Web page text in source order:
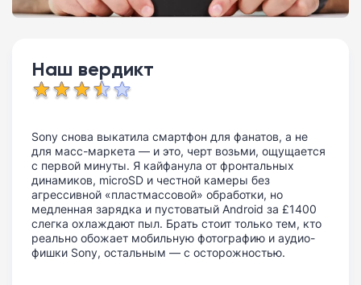
Наш вердикт
Sony снова выкатила смартфон для фанатов, а не
для масс-маркета — и это, черт возьми, ощущается
с первой минуты. Я кайфанула от фронтальных
динамиков, microSD и честной камеры без
агрессивной «пластмассовой» обработки, но
медленная зарядка и пустоватый Android за £1400
слегка охлаждают пыл. Брать стоит только тем, кто
реально обожает мобильную фотографию и аудио-
фишки Sony, остальным — с осторожностью.